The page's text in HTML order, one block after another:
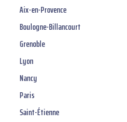
Aix-en-Provence
Boulogne-Billancourt
Grenoble
Lyon
Nancy
Paris
Saint-Étienne